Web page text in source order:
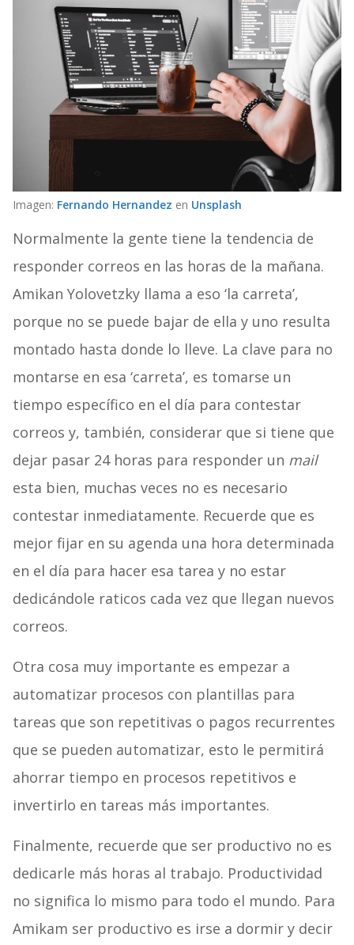
Imagen: Fernando Hernandez en Unsplash
Normalmente la gente tiene la tendencia de
responder correos en las horas de la mañana.
Amikan Yolovetzky llama a eso ‘la carreta’,
porque no se puede bajar de ella y uno resulta
montado hasta donde lo lleve. La clave para no
montarse en esa ‘carreta’, es tomarse un
tiempo específico en el día para contestar
correos y, también, considerar que si tiene que
dejar pasar 24 horas para responder un mail
esta bien, muchas veces no es necesario
contestar inmediatamente. Recuerde que es
mejor fijar en su agenda una hora determinada
en el día para hacer esa tarea y no estar
dedicándole raticos cada vez que llegan nuevos
correos.
Otra cosa muy importante es empezar a
automatizar procesos con plantillas para
tareas que son repetitivas o pagos recurrentes
que se pueden automatizar, esto le permitirá
ahorrar tiempo en procesos repetitivos e
invertirlo en tareas más importantes.
Finalmente, recuerde que ser productivo no es
dedicarle más horas al trabajo. Productividad
no significa lo mismo para todo el mundo. Para
Amikam ser productivo es irse a dormir y decir